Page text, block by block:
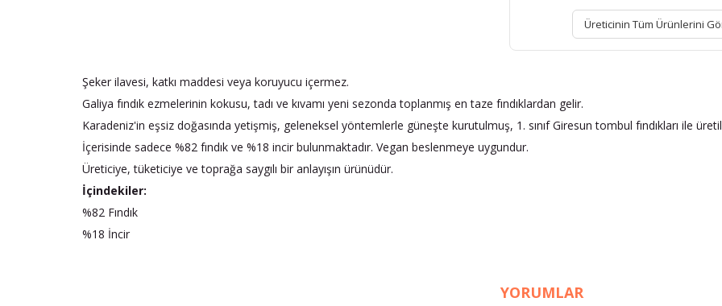
Üreticinin Tüm Ürünlerini
Şeker ilavesi, katkı maddesi veya koruyucu içermez.
Galiya fındık ezmelerinin kokusu, tadı ve kıvamı yeni sezonda toplanmış en taze fındıklardan gelir.
Karadeniz'in eşsiz doğasında yetişmiş, geleneksel yöntemlerle güneşte kurutulmuş, 1. sınıf Giresun tombul fındıkları ile
İçerisinde sadece %82 fındık ve %18 incir bulunmaktadır. Vegan beslenmeye uygundur.
Üreticiye, tüketiciye ve toprağa saygılı bir anlayışın ürünüdür.
İçindekiler:
%82 Fındık
%18 İncir
YORUMLAR